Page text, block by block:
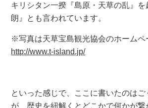
キリシタン一揆『島原・天草の乱』を
朗』とも言われています。
※写真は天草宝島観光協会のホーム
http://www.t-island.jp/
といった感じで、ここに書いたのは
が、歴史を紐解くとどこかで何かが